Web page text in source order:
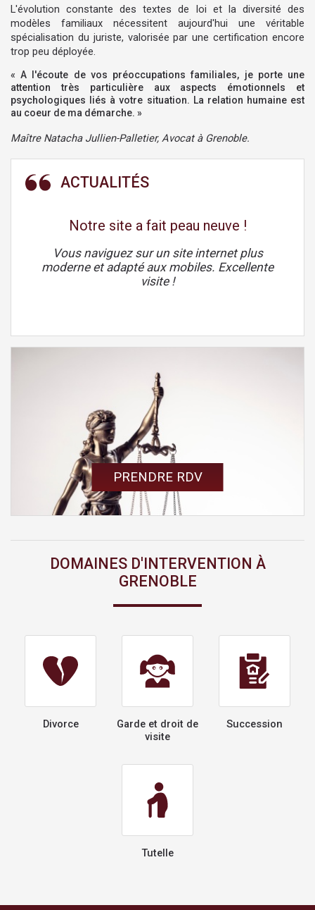
L'évolution constante des textes de loi et la diversité des
modèles familiaux nécessitent aujourd'hui une véritable
spécialisation du juriste, valorisée par une certification encore
trop peu déployée.
« A l'écoute de vos préoccupations familiales, je porte une
attention très particulière aux aspects émotionnels et
psychologiques liés à votre situation. La relation humaine est
au coeur de ma démarche. »
Maître Natacha Jullien-Palletier, Avocat à Grenoble.
Notre site a fait peau neuve !
Vous naviguez sur un site internet plus
moderne et adapté aux mobiles. Excellente
visite !
Un avocat à votre écoute
Posez votre question à Me Jullien-Palletier sur
France Bleu Isère. Prochaine émission :
Vendredi 14 Oct. 2022
de 9h30 à 10h.
PRENDRE RDV
DOMAINES D'INTERVENTION À
GRENOBLE
Divorce
Garde et droit de
visite
Succession
Tutelle